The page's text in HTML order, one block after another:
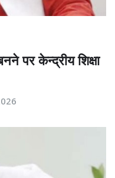
पर केन्द्रीय शिक्षा